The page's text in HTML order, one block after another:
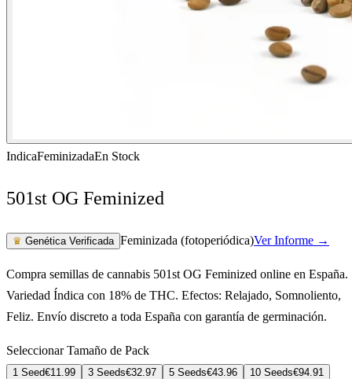
IndicaFeminizadaEn Stock
501st OG Feminized
♛ Genética Verificada Feminizada (fotoperiódica)Ver Informe →
Compra semillas de cannabis 501st OG Feminized online en España.
Variedad Índica con 18% de THC. Efectos: Relajado, Somnoliento,
Feliz. Envío discreto a toda España con garantía de germinación.
Seleccionar Tamaño de Pack
1 Seed€11.99 3 Seeds€32.97 5 Seeds€43.96 10 Seeds€94.91